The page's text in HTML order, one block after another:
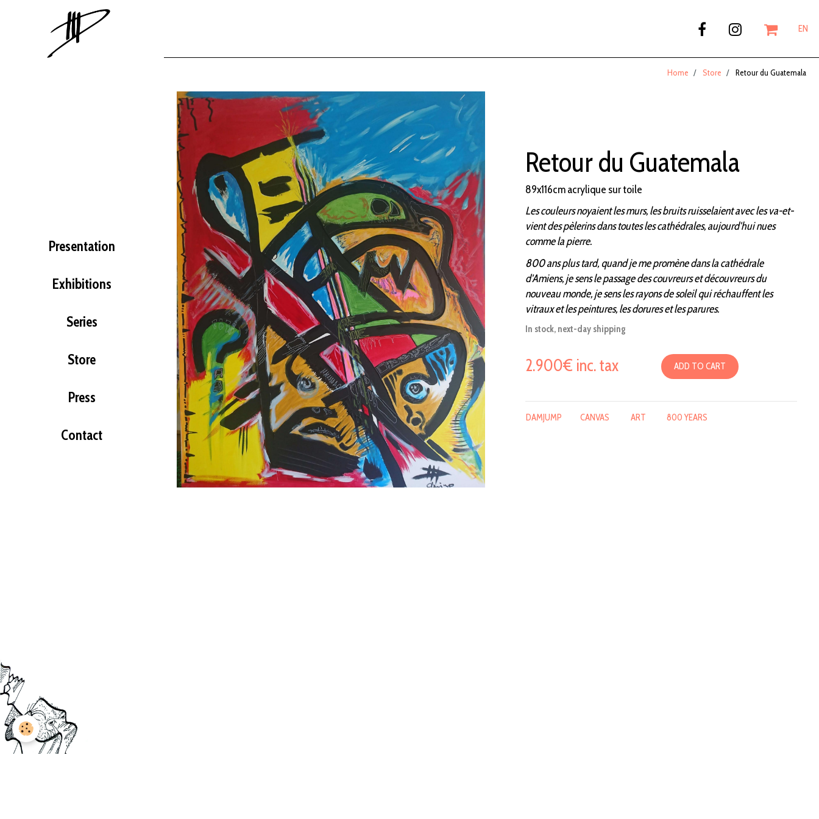
EN
Presentation
Exhibitions
Series
Store
Press
Contact
Home Store Retour du Guatemala
Retour du Guatemala
89x116cm acrylique sur toile
Les couleurs noyaient les murs, les bruits ruisselaient avec les va-et-
vient des pèlerins dans toutes les cathédrales, aujourd'hui nues
comme la pierre.
800 ans plus tard, quand je me promène dans la cathédrale
d'Amiens, je sens le passage des couvreurs et découvreurs du
nouveau monde, je sens les rayons de soleil qui réchauffent les
vitraux et les peintures, les dorures et les parures.
In stock, next-day shipping
2.900€ inc. tax ADD TO CART
DAMJUMP CANVAS ART 800 YEARS